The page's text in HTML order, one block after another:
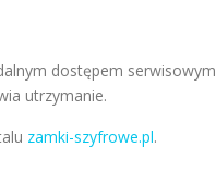
dostępem serwisowym
utrzymanie.
zamki-szyfrowe.pl.